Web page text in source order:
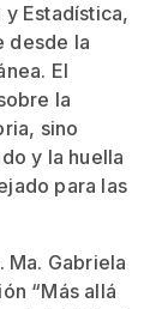
Estadística,
desde la
El
la
sino
y la huella
para las
Ma. Gabriela
“Más allá